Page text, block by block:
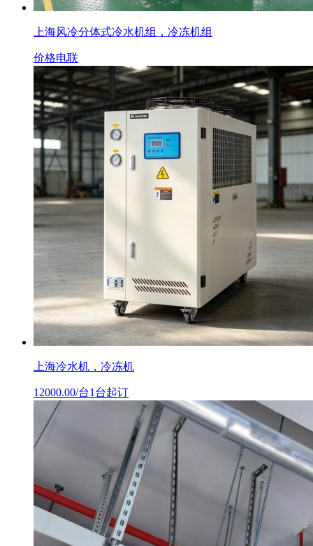
上海风冷分体式冷水机组，冷冻机组
价格电联
上海冷水机，冷冻机
12000.00/台1台起订